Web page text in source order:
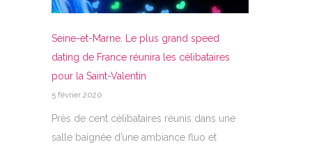
Seine-et-Marne. Le plus grand speed
dating de France réunira les célibataires
pour la Saint-Valentin
5 février 2020
Près de cent célibataires réunis dans une
salle baignée d’une ambiance fluo et